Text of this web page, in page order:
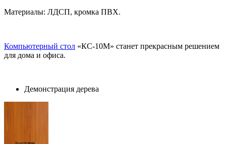
Материалы: ЛДСП, кромка ПВХ.
Компьютерный стол «КС-10М» станет прекрасным решением
для дома и офиса.
Демонстрация дерева